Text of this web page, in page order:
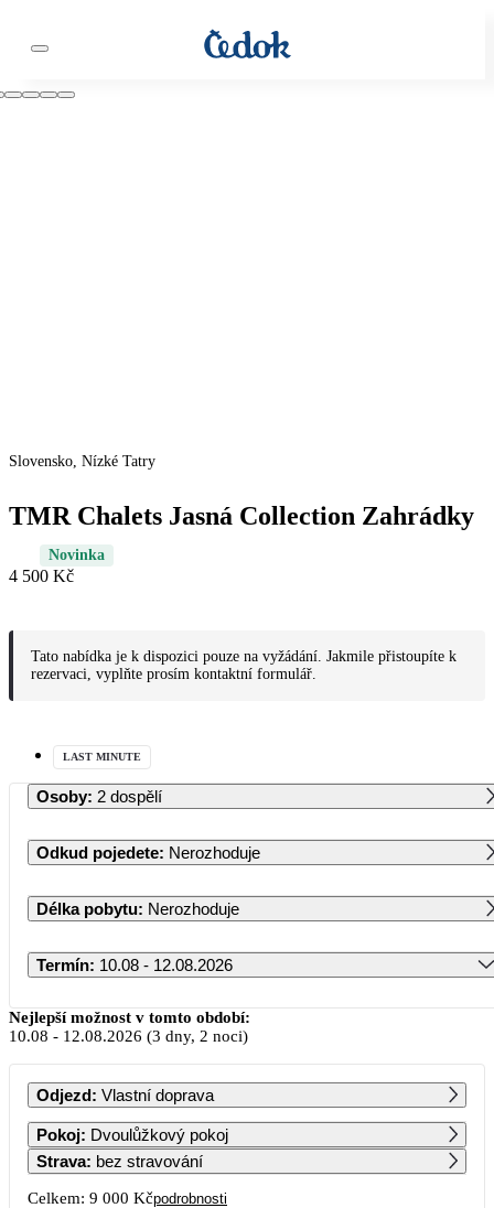
Slovensko, Nízké Tatry
TMR Chalets Jasná Collection Zahrádky
Novinka
4 500 Kč
Tato nabídka je k dispozici pouze na vyžádání. Jakmile přistoupíte k
rezervaci, vyplňte prosím kontaktní formulář.
LAST MINUTE
Osoby: 2 dospělí
Odkud pojedete: Nerozhoduje
Délka pobytu: Nerozhoduje
Termín: 10.08 - 12.08.2026
Srpen 2026
PO ÚT ST ČT PÁ SO NE
1 2
3 4 5 6 7 8 9
Nejlepší možnost v tomto období:
10.08 - 12.08.2026 (3 dny, 2 noci)
Odjezd: Vlastní doprava
Pokoj: Dvoulůžkový pokoj
Strava: bez stravování
Celkem: 9 000 Kčpodrobnosti